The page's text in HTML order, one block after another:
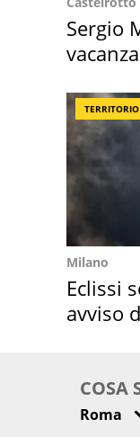
Sergio
TERRITORIO
Milano
Eclissi
avviso